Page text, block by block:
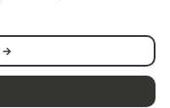
Gas Base -
steel - 60 cm
→